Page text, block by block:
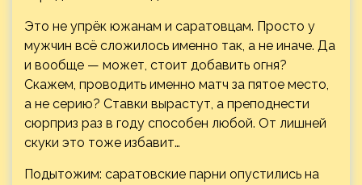
Это не упрёк южанам и саратовцам. Просто у
мужчин всё сложилось именно так, а не иначе. Да
и вообще — может, стоит добавить огня?
Скажем, проводить именно матч за пятое место,
а не серию? Ставки вырастут, а преподнести
сюрприз раз в году способен любой. От лишней
скуки это тоже избавит…
Подытожим: саратовские парни опустились на